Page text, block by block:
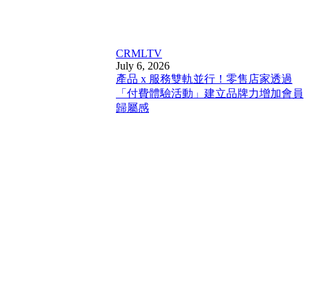
CRMLTV
July 6, 2026
產品 x 服務雙軌並行！零售店家透過
「付費體驗活動」建立品牌力增加會員
歸屬感